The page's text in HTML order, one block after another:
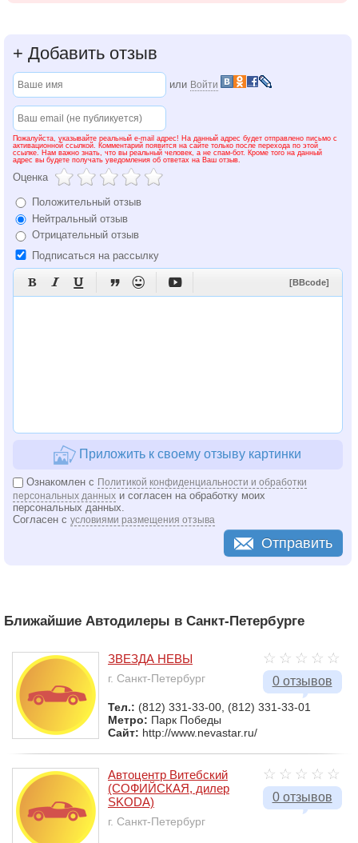
+ Добавить отзыв
или Войти
Пожалуйста, указывайте реальный e-mail адрес! На данный адрес будет отправлено письмо с
активационной ссылкой. Комментарий появится на сайте только после перехода по этой
ссылке. Нам важно знать, что вы реальный человек, а не спам-бот. Кроме того на данный
адрес вы будете получать уведомления об ответах на Ваш отзыв.
Оценка
Положительный отзыв
Нейтральный отзыв
Отрицательный отзыв
Подписаться на рассылку
      [BBcode]
Приложить к своему отзыву картинки
Ознакомлен с Политикой конфиденциальности и обработки
персональных данных и согласен на обработку моих
персональных данных.
Согласен с условиями размещения отзыва
Отправить
Ближайшие Автодилеры в Санкт-Петербурге
0 отзывов
ЗВЕЗДА НЕВЫ
г. Санкт-Петербург
Тел.: (812) 331-33-00, (812) 331-33-01
Метро: Парк Победы
Сайт: http://www.nevastar.ru/
0 отзывов
Автоцентр Витебский
(СОФИЙСКАЯ, дилер
SKODA)
г. Санкт-Петербург